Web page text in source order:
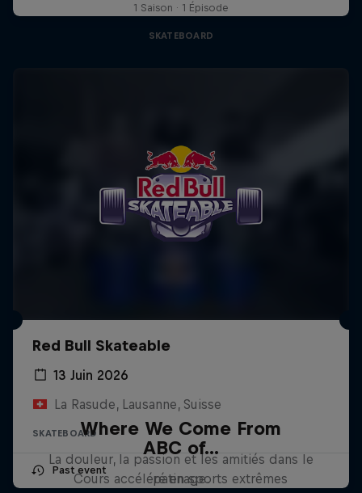
1 Saison · 1 Épisode
SKATEBOARD
Red Bull Skateable
13 Juin 2026
La Rasude, Lausanne, Suisse
SKATEBOARD
Past event
Where We Come From
La douleur, la passion et les amitiés dans le
patinage.
ABC of...
Cours accéléré en sports extrêmes